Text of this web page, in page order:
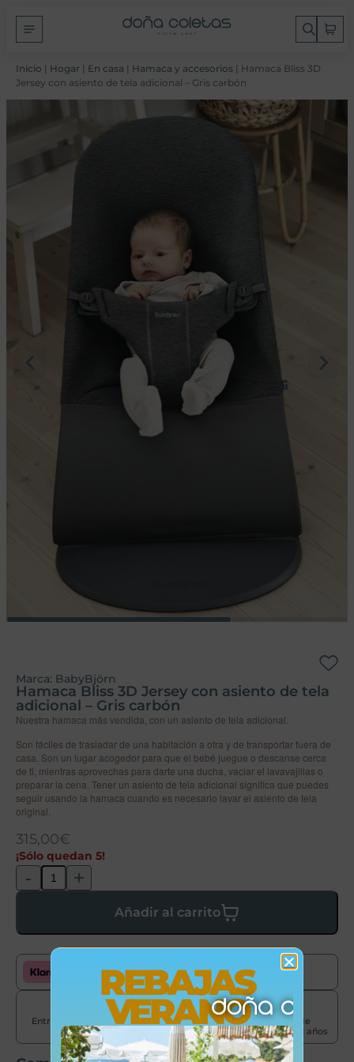
Inicio | Hogar | En casa | Hamaca y accesorios | Hamaca Bliss 3D
Jersey con asiento de tela adicional – Gris carbón
Marca: BabyBjörn
Hamaca Bliss 3D Jersey con asiento de tela
adicional – Gris carbón
Nuestra hamaca más vendida, con un asiento de tela adicional.
Son fáciles de trasladar de una habitación a otra y de transportar fuera de
casa. Son un lugar acogedor para que el bebé juegue o descanse cerca
de ti, mientras aprovechas para darte una ducha, vaciar el lavavajillas o
preparar la cena. Tener un asiento de tela adicional significa que puedes
seguir usando la hamaca cuando es necesario lavar el asiento de tela
original.
315,00€
¡Sólo quedan 5!
- +
Añadir al carrito
Paga cómodamente con Klarna
Entrega en 24-72
horas
Envíos península
gratis +50€
Garantía de
producto de 2 años
REBAJAS
VERANO